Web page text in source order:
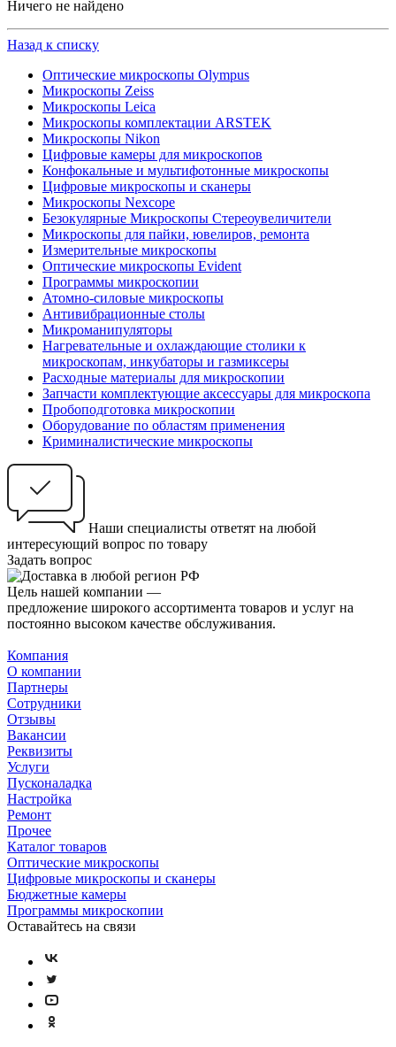
Ничего не найдено
Назад к списку
Оптические микроскопы Olympus
Микроскопы Zeiss
Микроскопы Leica
Микроскопы комплектации ARSTEK
Микроскопы Nikon
Цифровые камеры для микроскопов
Конфокальные и мультифотонные микроскопы
Цифровые микроскопы и сканеры
Микроскопы Nexcope
Безокулярные Микроскопы Стереоувеличители
Микроскопы для пайки, ювелиров, ремонта
Измерительные микроскопы
Оптические микроскопы Evident
Программы микроскопии
Атомно-силовые микроскопы
Антивибрационные столы
Микроманипуляторы
Нагревательные и охлаждающие столики к
микроскопам, инкубаторы и газмиксеры
Расходные материалы для микроскопии
Запчасти комплектующие аксессуары для микроскопа
Пробоподготовка микроскопии
Оборудование по областям применения
Криминалистические микроскопы
Наши специалисты ответят на любой
интересующий вопрос по товару
Задать вопрос
Цель нашей компании —
предложение широкого ассортимента товаров и услуг на
постоянно высоком качестве обслуживания.
Компания
О компании
Партнеры
Сотрудники
Отзывы
Вакансии
Реквизиты
Услуги
Пусконаладка
Настройка
Ремонт
Прочее
Каталог товаров
Оптические микроскопы
Цифровые микроскопы и сканеры
Бюджетные камеры
Программы микроскопии
Оставайтесь на связи